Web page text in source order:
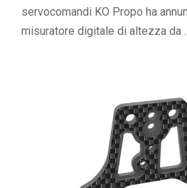
servocomandi KO Propo ha
misuratore digitale di altezza da …